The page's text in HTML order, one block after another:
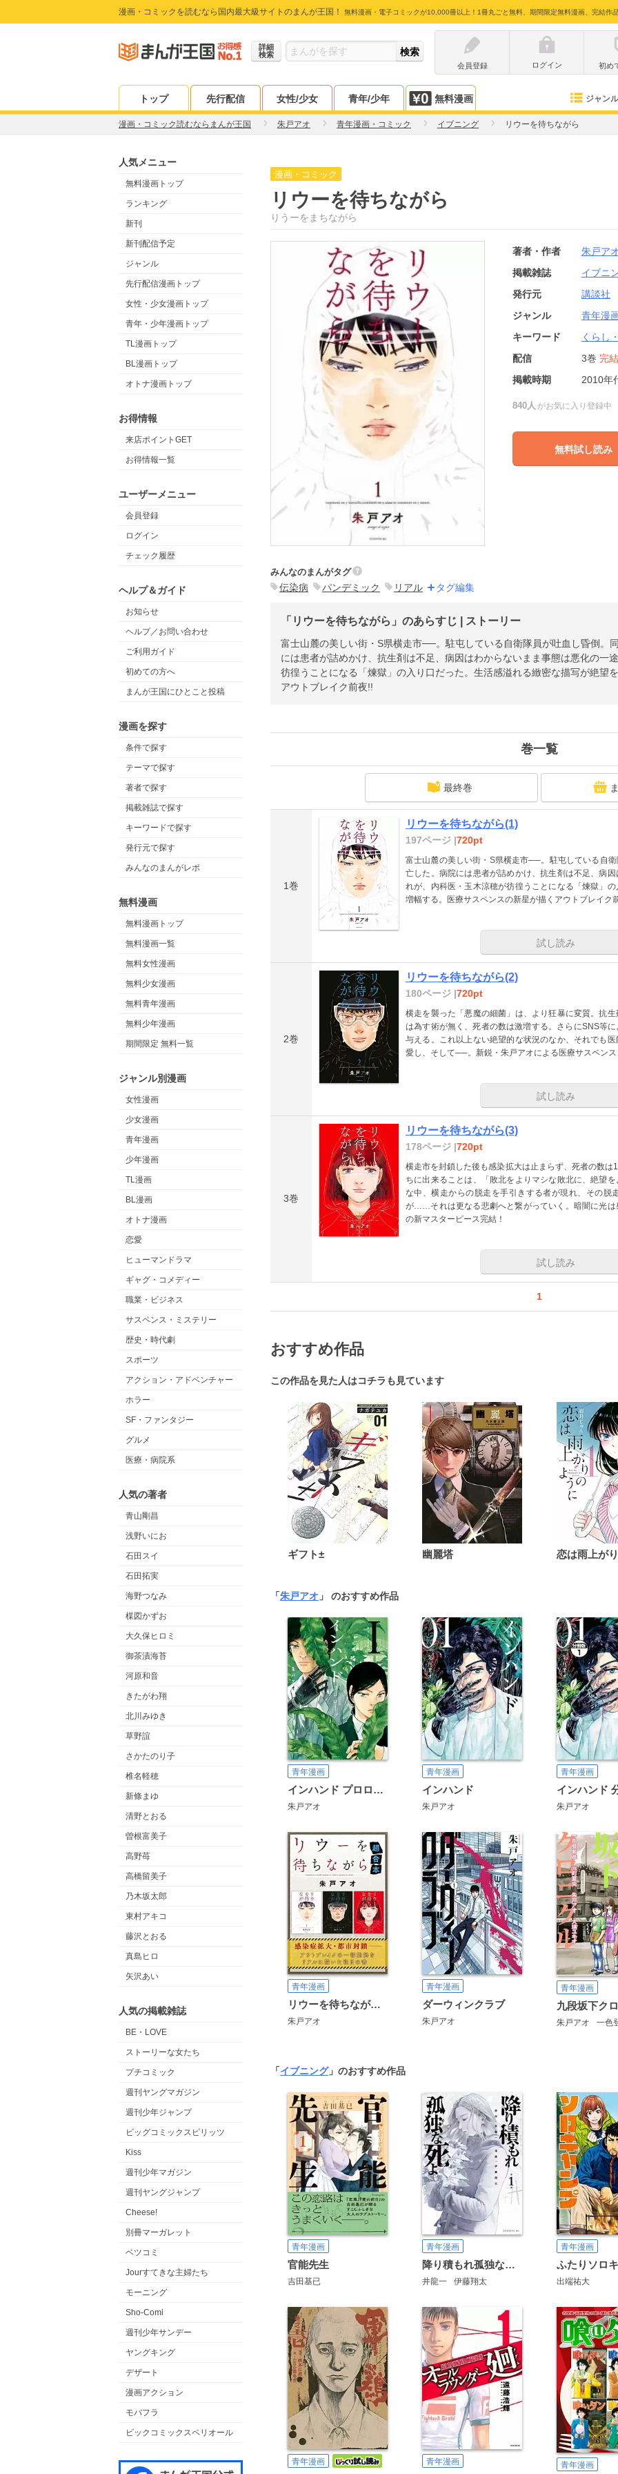
漫画・コミックを読むなら国内最大級サイトのまんが王国！ 無料漫画・電子コミックが10,000冊以上！1冊丸ごと無料、期間限定無料漫画、完結作
詳細
検索
会員登録
ログイン 初め
トップ 先行配信 女性/少女 青年/少年 無料漫画 ジャンル
漫画・コミック読むならまんが王国 朱戸アオ 青年漫画・コミック イブニング リウーを待ちながら
人気メニュー
無料漫画トップ
ランキング
新刊
新刊配信予定
ジャンル
先行配信漫画トップ
女性・少女漫画トップ
青年・少年漫画トップ
TL漫画トップ
BL漫画トップ
オトナ漫画トップ
お得情報
来店ポイントGET
お得情報一覧
ユーザーメニュー
会員登録
ログイン
チェック履歴
ヘルプ＆ガイド
お知らせ
ヘルプ／お問い合わせ
ご利用ガイド
初めての方へ
まんが王国にひとこと投稿
漫画を探す
条件で探す
テーマで探す
著者で探す
掲載雑誌で探す
キーワードで探す
発行元で探す
みんなのまんがレポ
無料漫画
無料漫画トップ
無料漫画一覧
無料女性漫画
無料少女漫画
無料青年漫画
無料少年漫画
期間限定 無料一覧
ジャンル別漫画
女性漫画
少女漫画
青年漫画
少年漫画
TL漫画
BL漫画
オトナ漫画
恋愛
ヒューマンドラマ
ギャグ・コメディー
職業・ビジネス
サスペンス・ミステリー
歴史・時代劇
スポーツ
アクション・アドベンチャー
ホラー
SF・ファンタジー
グルメ
医療・病院系
人気の著者
青山剛昌
浅野いにお
石田スイ
石田拓実
海野つなみ
楳図かずお
大久保ヒロミ
御茶漬海苔
河原和音
きたがわ翔
北川みゆき
草野誼
さかたのり子
椎名軽穂
新條まゆ
清野とおる
曽根富美子
高野苺
高橋留美子
乃木坂太郎
東村アキコ
藤沢とおる
真島ヒロ
矢沢あい
人気の掲載雑誌
BE・LOVE
ストーリーな女たち
プチコミック
週刊ヤングマガジン
週刊少年ジャンプ
ビッグコミックスピリッツ
Kiss
週刊少年マガジン
週刊ヤングジャンプ
Cheese!
別冊マーガレット
ベツコミ
Jourすてきな主婦たち
モーニング
Sho-Comi
週刊少年サンデー
ヤングキング
デザート
漫画アクション
モバフラ
ビックコミックスペリオール
漫画・コミック
リウーを待ちながら
りうーをまちながら
著者・作者
朱戸ア
掲載雑誌
イブニ
発行元
講談社
ジャンル
青年漫
キーワード
くらし
配信
3巻 完結
掲載時期
2010年
840人 がお気に入り登録中
無料試し読み
みんなのまんがタグ
伝染病 パンデミック リアル タグ編集
「リウーを待ちながら」のあらすじ | ストーリー
富士山麓の美しい街・S県横走市──。駐屯している自衛隊員が吐血し昏倒。
には患者が詰めかけ、抗生剤は不足、病因はわからないまま事態は悪化の一
彷徨うことになる「煉獄」の入り口だった。生活感溢れる緻密な描写が絶望
アウトブレイク前夜!!
巻一覧
最終巻
1巻
リウーを待ちながら(1)
197ページ |720pt
富士山麓の美しい街・S県横走市──。駐屯している自
亡した。病院には患者が詰めかけ、抗生剤は不足、病
れが、内科医・玉木涼穂が彷徨うことになる「煉獄」
増幅する。医療サスペンスの新星が描くアウトブレイク
試し読み
2巻
リウーを待ちながら(2)
180ページ |720pt
横走を襲った「悪魔の細菌」は、より狂暴に変質。抗
は為す術が無く、死者の数は激増する。さらにSNS等
与える。これ以上ない絶望的な状況のなか、それでも
愛し、そして──。新鋭・朱戸アオによる医療サスペン
試し読み
3巻
リウーを待ちながら(3)
178ページ |720pt
横走市を封鎖した後も感染拡大は止まらず、死者の数
ちに出来ることは、「敗北をよりマシな敗北に、絶望
な中、横走からの脱走を手引きする者が現れ、その
が……それは更なる悲劇へと繋がっていく。暗闇に光
の新マスターピース完結！
試し読み
1
おすすめ作品
この作品を見た人はコチラも見ています
ギフト± 幽麗塔
「朱戸アオ 」 のおすすめ作品
青年漫画
インハンド プロローグ
朱戸アオ
青年漫画
インハンド
朱戸アオ
青年漫画
インハンド
朱戸アオ
青年漫画
リウーを待ちながら 超合本版
朱戸アオ
青年漫画
ダーウィンクラブ
朱戸アオ
青年漫画
九段坂下ク
朱戸アオ 一色
「イブニング」のおすすめ作品
青年漫画
官能先生
吉田基已
青年漫画
降り積もれ孤独な死よ
井龍一 伊藤翔太
青年漫画
ふたりソロ
出端祐大
青年漫画 青年漫画 青年漫画